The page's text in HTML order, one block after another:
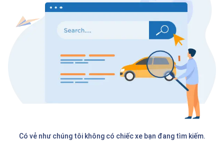
Có vẻ như chúng tôi không có chiếc xe bạn đang tìm kiếm.